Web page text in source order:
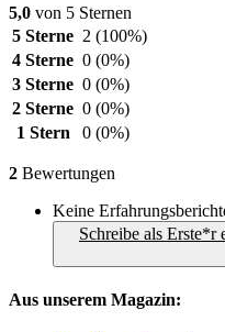
5,0 von 5 Sternen
5 Sterne 2 (100%)
4 Sterne 0 (0%)
3 Sterne 0 (0%)
2 Sterne 0 (0%)
1 Stern
0 (0%)
2 Bewertungen
Keine
Schreibe als Erste*r
Aus unserem Magazin: